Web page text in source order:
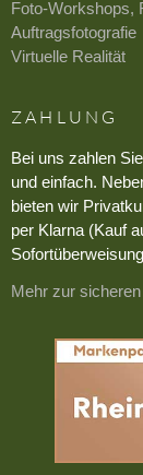
Foto-Workshops,
Auftragsfotografie
Virtuelle Realität
ZAHLUNG
Bei uns zahlen
und einfach.
bieten wir
per Klarna (Kauf
Mehr zur